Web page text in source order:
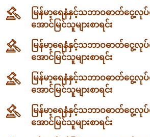
မြန်မာ့ရေနံနှင့်သဘာဝဓာတ်ငွေ့လုပ်င
အောင်မြင်သူများစာရင်း
မြန်မာ့ရေနံနှင့်သဘာဝဓာတ်ငွေ့လုပ်င
အောင်မြင်သူများစာရင်း
မြန်မာ့ရေနံနှင့်သဘာဝဓာတ်ငွေ့လုပ်င
အောင်မြင်သူများစာရင်း
မြန်မာ့ရေနံနှင့်သဘာဝဓာတ်ငွေ့လုပ်င
အောင်မြင်သူများစာရင်း